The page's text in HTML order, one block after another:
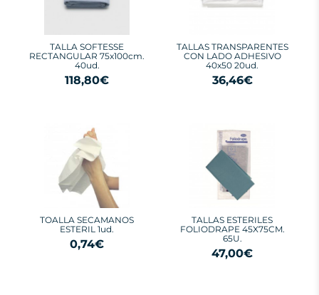
TALLA SOFTESSE
RECTANGULAR 75x100cm.
40ud.
118,80€
TALLAS TRANSPARENTES
CON LADO ADHESIVO
40x50 20ud.
36,46€
TOALLA SECAMANOS
ESTERIL 1ud.
0,74€
TALLAS ESTERILES
FOLIODRAPE 45X75CM.
65U.
47,00€